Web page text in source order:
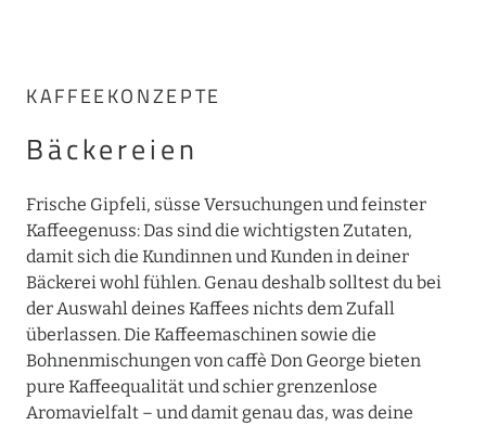
KAFFEEKONZEPTE
Bäckereien
Frische Gipfeli, süsse Versuchungen und feinster
Kaffeegenuss: Das sind die wichtigsten Zutaten,
damit sich die Kundinnen und Kunden in deiner
Bäckerei wohl fühlen. Genau deshalb solltest du bei
der Auswahl deines Kaffees nichts dem Zufall
überlassen. Die Kaffeemaschinen sowie die
Bohnenmischungen von caffè Don George bieten
pure Kaffeequalität und schier grenzenlose
Aromavielfalt – und damit genau das, was deine